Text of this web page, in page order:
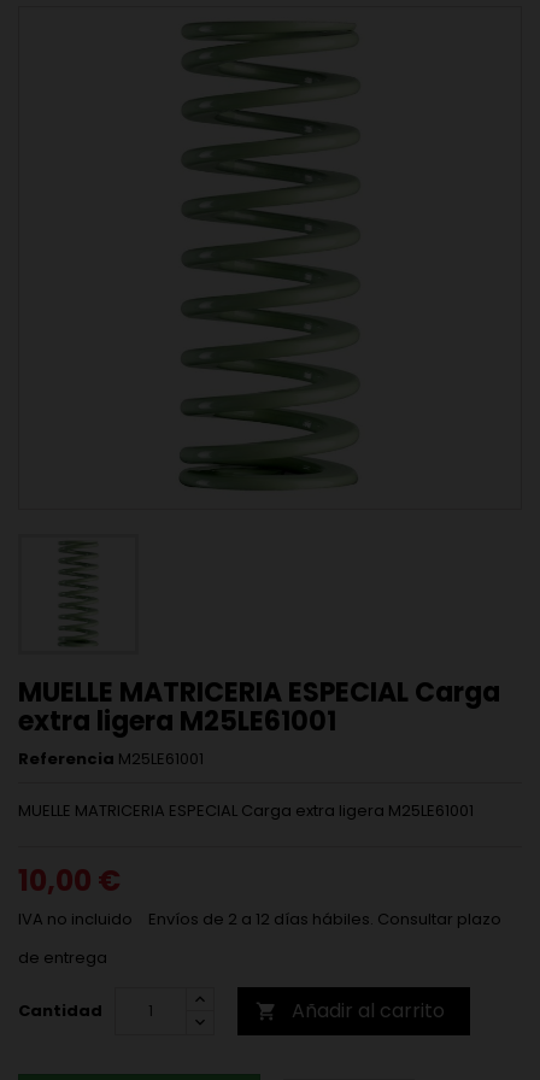
MUELLE MATRICERIA ESPECIAL Carga
extra ligera M25LE61001
Referencia M25LE61001
MUELLE MATRICERIA ESPECIAL Carga extra ligera M25LE61001
10,00 €
IVA no incluido
Envíos de 2 a 12 días hábiles. Consultar plazo
de entrega
Cantidad  Añadir al carrito